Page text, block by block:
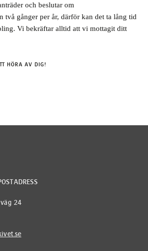
och beslutar om
två gånger per år, därför kan det ta lång tid
Vi bekräftar alltid att vi mottagit ditt
HÖRA AV DIG!
24